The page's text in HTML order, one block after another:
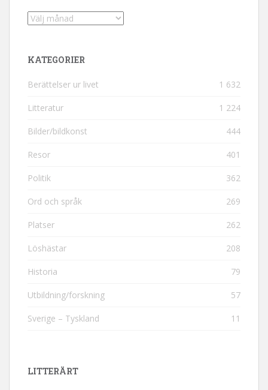
Arkiv
KATEGORIER
Berättelser ur livet 1 632
Litteratur 1 224
Bilder/bildkonst 444
Resor 401
Politik 362
Ord och språk 269
Platser 262
Löshästar 208
Historia 79
Utbildning/forskning 57
Sverige – Tyskland 11
LITTERÄRT